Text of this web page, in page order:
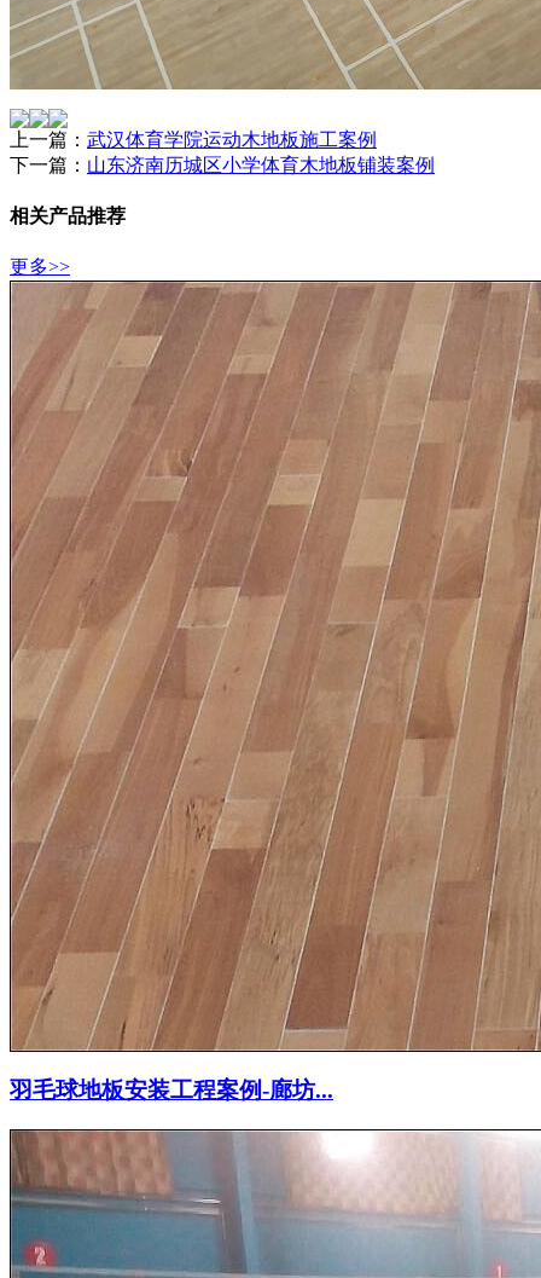
上一篇： 武汉体育学院运动木地板施工案例
下一篇： 山东济南历城区小学体育木地板铺装案例
相关产品推荐
更多>>
羽毛球地板安装工程案例-廊坊...